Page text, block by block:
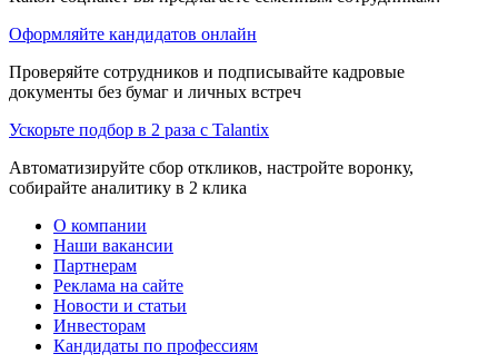
Оформляйте кандидатов онлайн
Проверяйте сотрудников и подписывайте кадровые
документы без бумаг и личных встреч
Ускорьте подбор в 2 раза с Talantix
Автоматизируйте сбор откликов, настройте воронку,
собирайте аналитику в 2 клика
О компании
Наши вакансии
Партнерам
Реклама на сайте
Новости и статьи
Инвесторам
Кандидаты по профессиям